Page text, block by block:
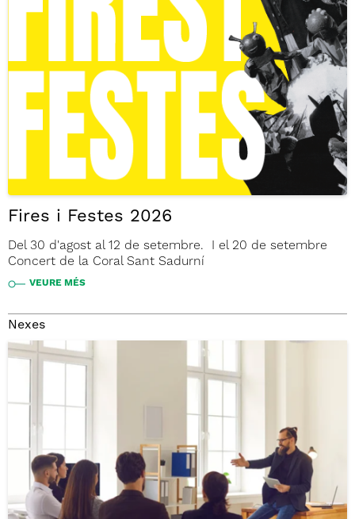
Fires i Festes 2026
Del 30 d'agost al 12 de setembre. I el 20 de setembre
Concert de la Coral Sant Sadurní
VEURE MÉS
Nexes